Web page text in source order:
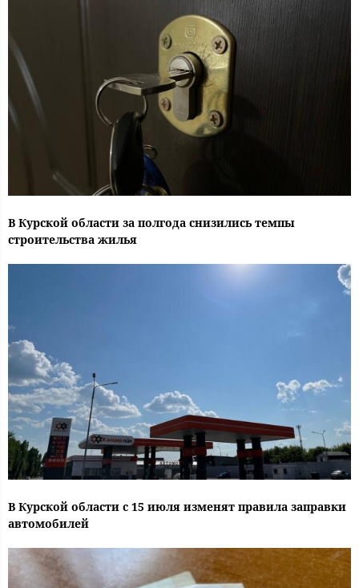
В Курской области за полгода снизились темпы
строительства жилья
В Курской области с 15 июля изменят правила заправки
автомобилей